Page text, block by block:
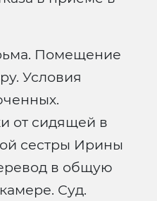
Помещение
Условия
от сидящей в
сестры Ирины
в общую
Суд.